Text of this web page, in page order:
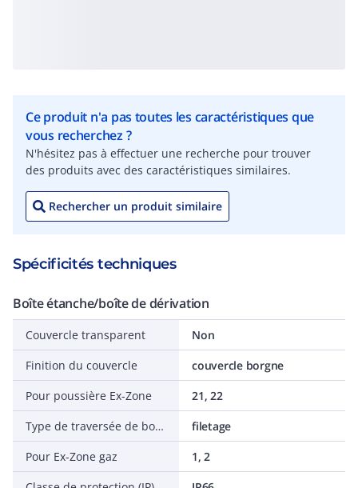
Ce produit n'a pas toutes les caractéristiques que
vous recherchez ?
N'hésitez pas à effectuer une recherche pour trouver
des produits avec des caractéristiques similaires.
Rechercher un produit similaire
Spécificités techniques
Boîte étanche/boîte de dérivation
Couvercle transparent
Non
Finition du couvercle
couvercle borgne
Pour poussière Ex-Zone
21, 22
Type de traversée de boîtier
filetage
Pour Ex-Zone gaz
1, 2